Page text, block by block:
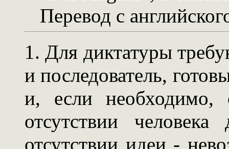
Перевод с
1. Для диктатуры
и последователь,
и, если
отсутствии
отсутствии идеи -